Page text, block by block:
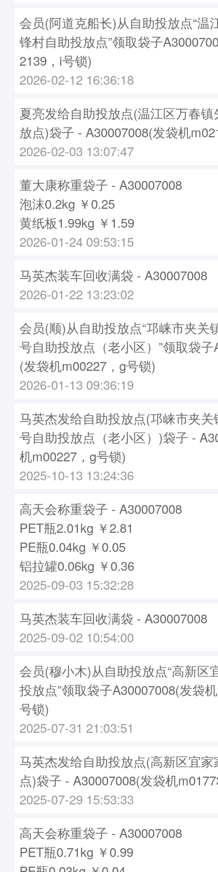
会员(阿道克船长)从自助投放点“温
锋村自助投放点”领取袋子
2139，i号锁)
2026-02-12 16:36:18
夏亮发给自助投放点(温江区万春
放点)袋子 - A30007008(发袋机
2026-02-03 13:07:47
董大康称重袋子 - A30007008
泡沫0.2kg ￥0.25
黄纸板1.99kg ￥1.59
2026-01-24 09:53:15
马英杰装车回收满袋 - A30007008
2026-01-22 13:23:02
会员(顺)从自助投放点“邛崃市夹关
号自助投放点（老小区）”领取袋子
(发袋机m00227，g号锁)
2026-01-13 09:36:19
马英杰发给自助投放点(邛崃市夹
号自助投放点（老小区）)袋子 -
机m00227，g号锁)
2025-10-13 13:24:36
高天会称重袋子 - A30007008
PET瓶2.01kg ￥2.81
PE瓶0.04kg ￥0.05
铝拉罐0.06kg ￥0.36
2025-09-03 15:32:28
马英杰装车回收满袋 - A30007008
2025-09-02 10:54:00
会员(穆小木)从自助投放点“高新区
投放点”领取袋子A30007008(发袋
号锁)
2025-07-31 21:03:51
马英杰发给自助投放点(高新区宜
点)袋子 - A30007008(发袋机
2025-07-29 15:53:33
高天会称重袋子 - A30007008
PET瓶0.71kg ￥0.99